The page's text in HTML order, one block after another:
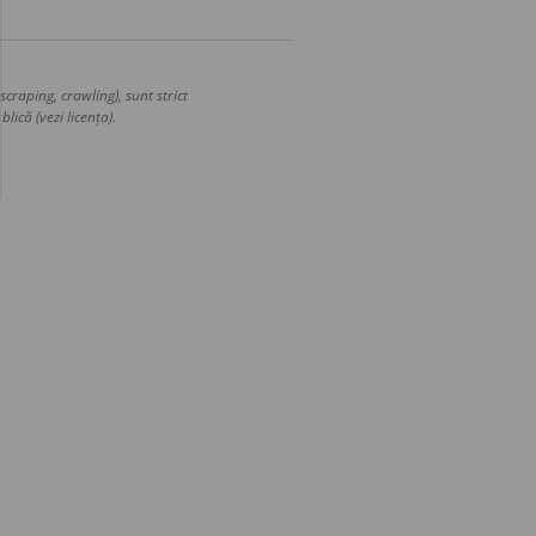
crawling), sunt strict
(vezi licența).